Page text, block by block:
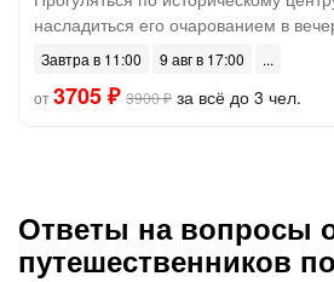
насладиться его очарованием в
Завтра в 11:00
9 авг в 17:00
от3705 ₽ 3900 ₽ за всё до 3 чел.
Ответы на вопросы
путешественников